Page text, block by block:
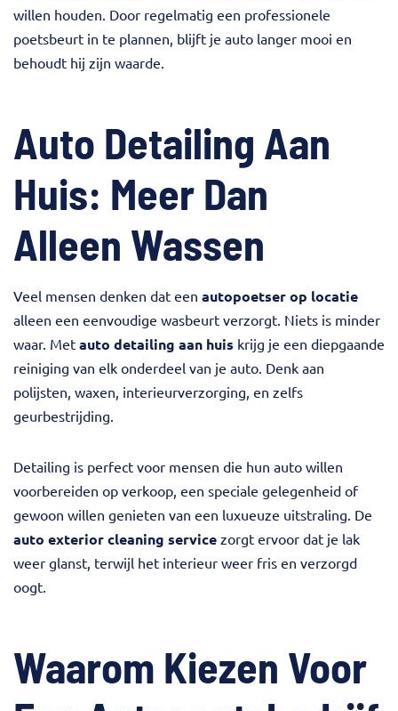
willen houden. Door regelmatig een professionele
poetsbeurt in te plannen, blijft je auto langer mooi en
behoudt hij zijn waarde.
Auto Detailing Aan
Huis: Meer Dan
Alleen Wassen
Veel mensen denken dat een autopoetser op locatie
alleen een eenvoudige wasbeurt verzorgt. Niets is minder
waar. Met auto detailing aan huis krijg je een diepgaande
reiniging van elk onderdeel van je auto. Denk aan
polijsten, waxen, interieurverzorging, en zelfs
geurbestrijding.
Detailing is perfect voor mensen die hun auto willen
voorbereiden op verkoop, een speciale gelegenheid of
gewoon willen genieten van een luxueuze uitstraling. De
auto exterior cleaning service zorgt ervoor dat je lak
weer glanst, terwijl het interieur weer fris en verzorgd
oogt.
Waarom Kiezen Voor